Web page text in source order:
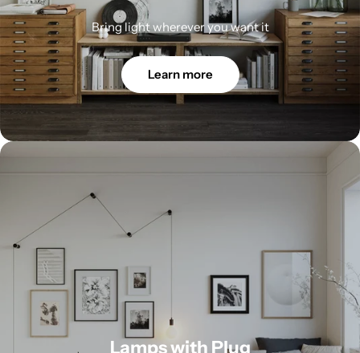
Bring light wherever you want it
Learn more
Lamps with Plug